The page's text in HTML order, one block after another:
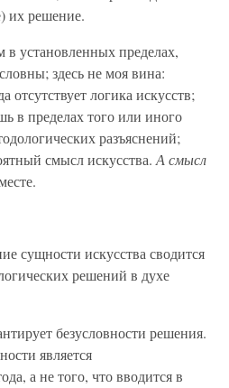
их решение.
установленных пределах,
здесь не моя вина:
отсутствует логика искусств;
в пределах того или иного
разъяснений;
смысл искусства. А смысл
сущности искусства сводится
решений в духе
безусловности решения.
является
а не того, что вводится в